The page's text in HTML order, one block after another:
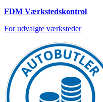
FDM Værkstedskontrol
For udvalgte værksteder